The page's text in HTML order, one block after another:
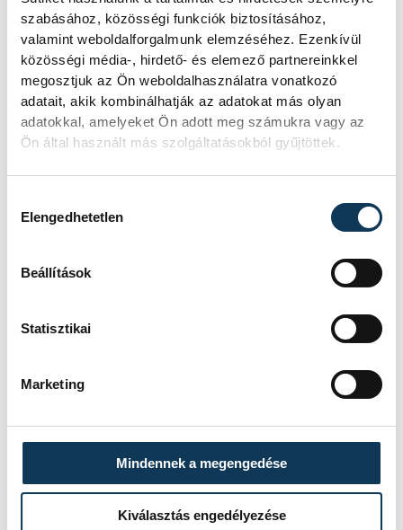
szabásához, közösségi funkciók biztosításához,
valamint weboldalforgalmunk elemzéséhez. Ezenkívül
közösségi média-, hirdető- és elemező partnereinkkel
megosztjuk az Ön weboldalhasználatra vonatkozó
adatait, akik kombinálhatják az adatokat más olyan
adatokkal, amelyeket Ön adott meg számukra vagy az
Ön által használt más szolgáltatásokból gyűjtöttek.
Elengedhetetlen
Beállítások
Statisztikai
Marketing
Mindennek a megengedése
Kiválasztás engedélyezése
KÖZÉLET
Folyamatosan öntöz a
VKSZ, mégsem fogy az
ivóvíz
A tartós hőség és az aszályos időszak
komoly kihívás elé állítja Veszprém
zöldfelületeinek fenntartását. A
rendelkezésre álló vízkészletekkel
gazdálkodjunk.
KULTÚRA
Sokan már temetik a
veszprémi nyarat,
teljesen feleslegesen